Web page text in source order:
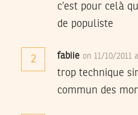
c’est pour celà
de populiste
2 fabiie on 11/10/2011
trop technique
commun des